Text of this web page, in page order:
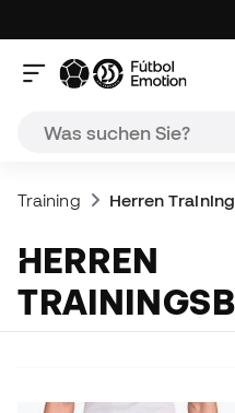
Training Herren
HERREN